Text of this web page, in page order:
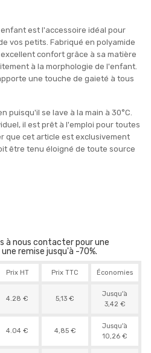
est l'accessoire idéal pour
vos petits. Fabriqué en polyamide
confort grâce à sa matière
à la morphologie de l'enfant.
une touche de gaieté à tous
puisqu'il se lave à la main à 30°C.
il est prêt à l'emploi pour toutes
que cet article est exclusivement
être tenu éloigné de toute source
à nous contacter pour une
remise jusqu'à -70%.
Prix HT Prix TTC Économies
4.28 € 5,13 €
Jusqu'à
3,42 €
4.04 € 4,85 €
Jusqu'à
10,26 €